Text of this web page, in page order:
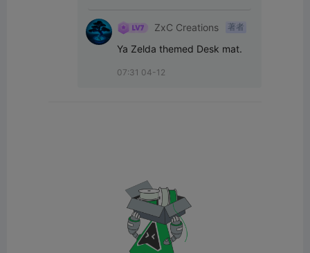
ZxC Creations 著者
Ya Zelda themed Desk mat.
07:31 04-12